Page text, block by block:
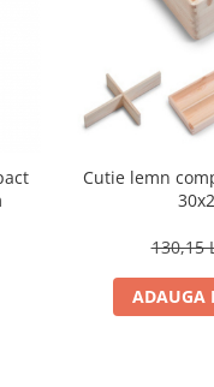
Cutie lemn
130,15
ADAUGA